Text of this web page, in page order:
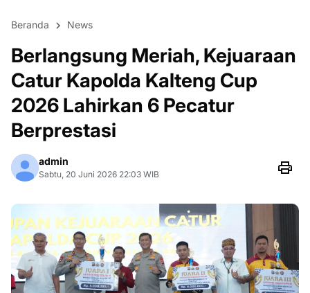
Beranda News
Berlangsung Meriah, Kejuaraan
Catur Kapolda Kalteng Cup
2026 Lahirkan 6 Pecatur
Berprestasi
admin
Sabtu, 20 Juni 2026 22:03 WIB